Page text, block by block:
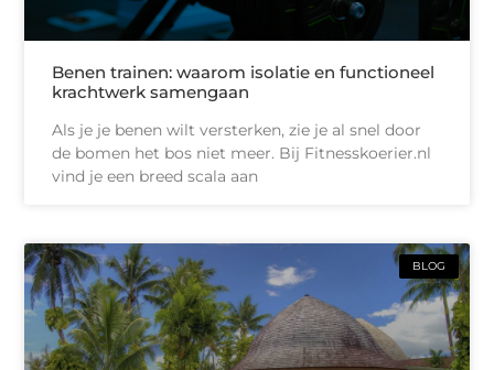
Benen trainen: waarom isolatie en functioneel
krachtwerk samengaan
Als je je benen wilt versterken, zie je al snel door
de bomen het bos niet meer. Bij Fitnesskoerier.nl
vind je een breed scala aan
BLOG